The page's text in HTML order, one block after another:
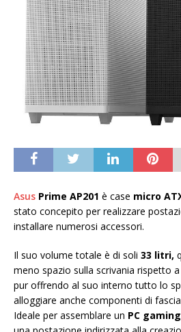
Asus Prime AP201 è case micro
stato concepito per realizzare
installare numerosi accessori.
Il suo volume totale è di soli 33 litri,
meno spazio sulla scrivania rispetto
pur offrendo al suo interno tutto lo
alloggiare anche componenti di
Ideale per assemblare un PC